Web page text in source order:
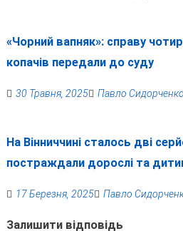
«Чорний вапняк»: справу
копачів передали до суду
30 Травня, 2025 Павло Сидорченко
На Вінниччині сталось дві
постраждали дорослі та
17 Березня, 2025 Павло
Залишити відповідь